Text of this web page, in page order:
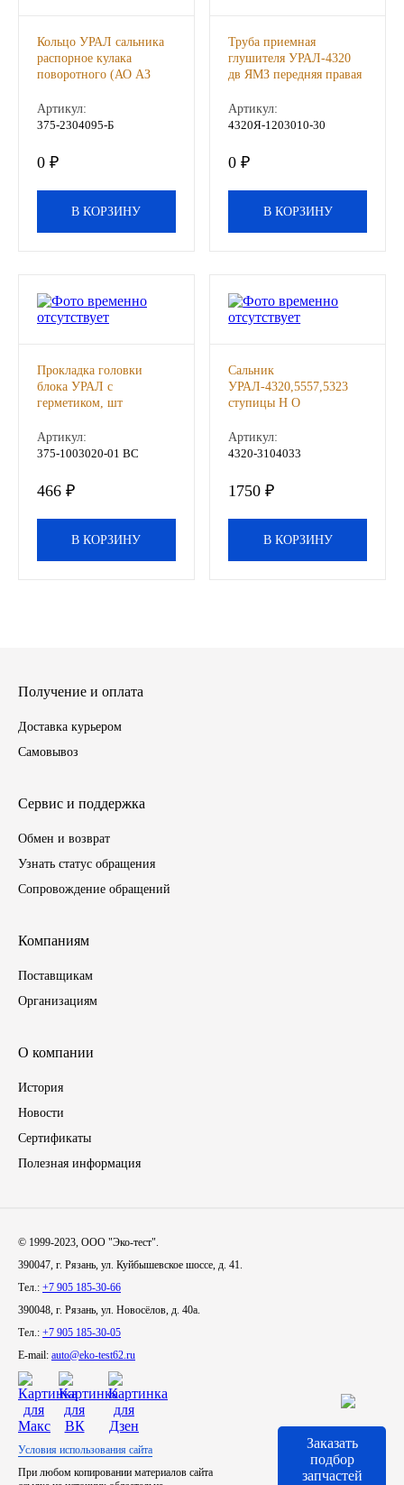
North Sea Lubricants
Подшипники
АПП
Другие бренды подшипников
Охлаждающие жидкости
Тормозные жидкости
Специальные жидкости
РОСНЕФТЬ
Автозапчасти
ЗИЛ
ВАЗ
КАМАЗ
Иномарки
КРАЗ
ЛИАЗ
МТЗ
Спецтехника
УРАЛ
Фильтры
Кольцо УРАЛ сальника
распорное кулака
поворотного (АО АЗ
Артикул:
375-2304095-Б
0 ₽
В КОРЗИНУ
Труба приемная
глушителя УРАЛ-4320
дв ЯМЗ передняя правая
Артикул:
4320Я-1203010-30
0 ₽
В КОРЗИНУ
Прокладка головки
блока УРАЛ с
герметиком, шт
Артикул:
375-1003020-01 ВС
466 ₽
В КОРЗИНУ
Сальник
УРАЛ-4320,5557,5323
ступицы Н О
CAVETTO), шт
Артикул:
4320-3104033
1750 ₽
В КОРЗИНУ
Получение и оплата
Доставка курьером
Самовывоз
Сервис и поддержка
Обмен и возврат
Узнать статус обращения
Сопровождение обращений
Компаниям
Поставщикам
Организациям
О компании
История
Новости
Сертификаты
Полезная информация
© 1999-2023, ООО "Эко-тест".
390047, г. Рязань, ул. Куйбышевское шоссе, д. 41.
Тел.: +7 905 185-30-66
390048, г. Рязань, ул. Новосёлов, д. 40а.
Тел.: +7 905 185-30-05
E-mail: auto@eko-test62.ru
Условия использования сайта
При любом копировании материалов сайта
Заказать
подбор
запчастей